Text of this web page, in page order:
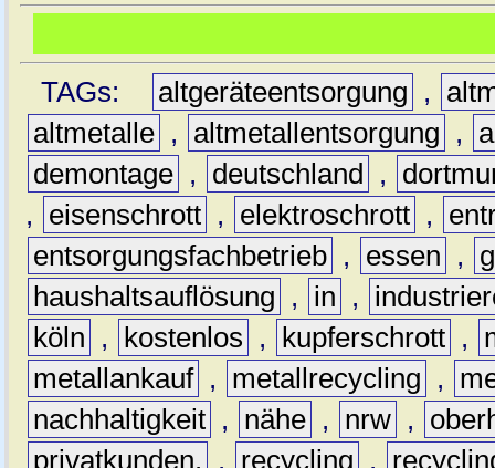
TAGs: altgeräteentsorgung ,
altmetalle , altmetallentsorgung ,
demontage , deutschland ,
,
eisenschrott , elektroschrott ,
entsorgungsfachbetrieb , essen ,
haushaltsauflösung
, in ,
köln
, kostenlos , kupferschrott ,
metallankauf , metallrecycling ,
nachhaltigkeit , nähe , nrw ,
privatkunden.
, recycling ,